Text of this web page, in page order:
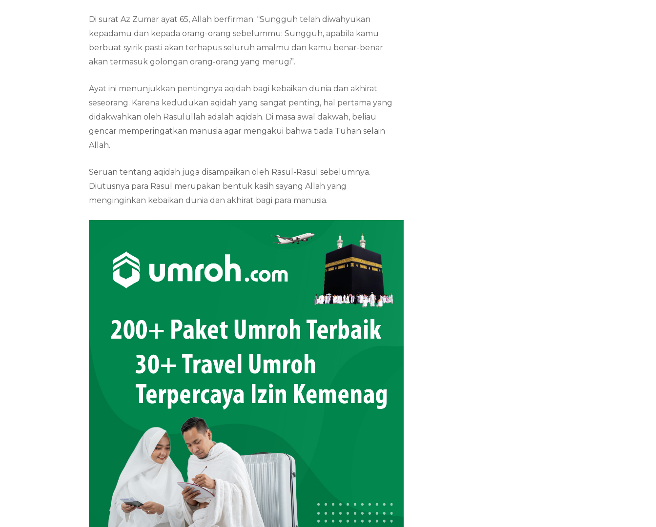
Di surat Az Zumar ayat 65, Allah berfirman: “Sungguh telah diwahyukan
kepadamu dan kepada orang-orang sebelummu: Sungguh, apabila kamu
berbuat syirik pasti akan terhapus seluruh amalmu dan kamu benar-benar
akan termasuk golongan orang-orang yang merugi”.
Ayat ini menunjukkan pentingnya aqidah bagi kebaikan dunia dan akhirat
seseorang. Karena kedudukan aqidah yang sangat penting, hal pertama yang
didakwahkan oleh Rasulullah adalah aqidah. Di masa awal dakwah, beliau
gencar memperingatkan manusia agar mengakui bahwa tiada Tuhan selain
Allah.
Seruan tentang aqidah juga disampaikan oleh Rasul-Rasul sebelumnya.
Diutusnya para Rasul merupakan bentuk kasih sayang Allah yang
menginginkan kebaikan dunia dan akhirat bagi para manusia.